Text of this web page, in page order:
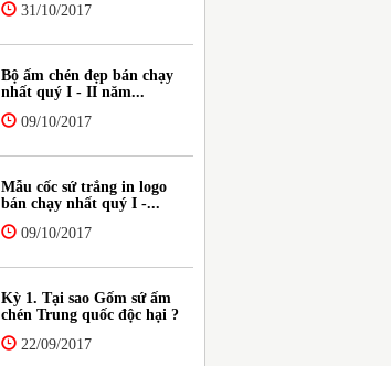
31/10/2017
Bộ ấm chén đẹp bán chạy
nhất quý I - II năm...
09/10/2017
Mẫu cốc sứ trắng in logo
bán chạy nhất quý I -...
09/10/2017
Kỳ 1. Tại sao Gốm sứ ấm
chén Trung quốc độc hại ?
22/09/2017